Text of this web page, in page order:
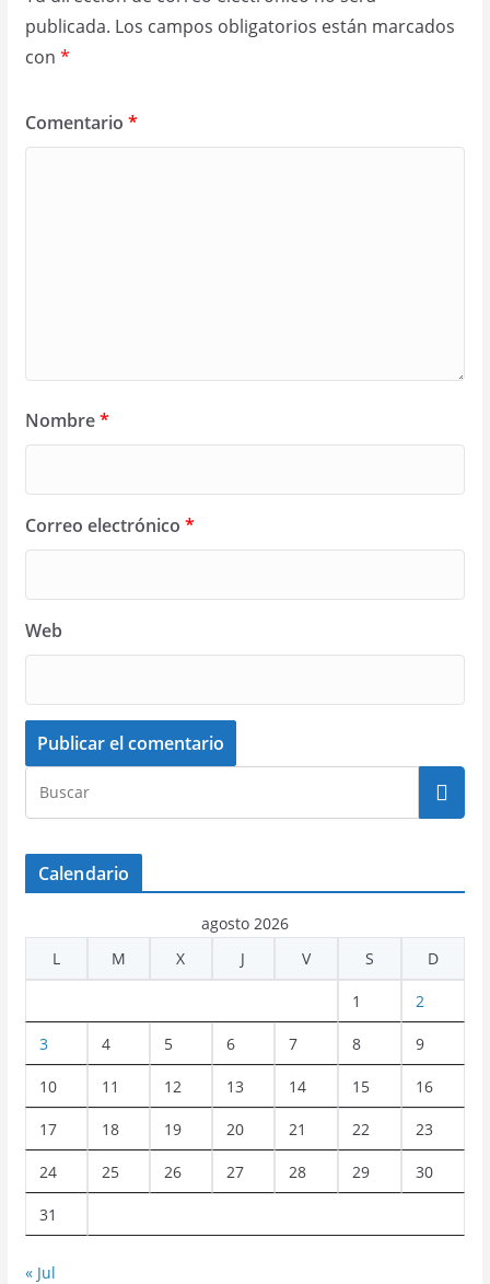
publicada. Los campos obligatorios están marcados
con *
Comentario *
Nombre*
Correo electrónico *
Web
Calendario
agosto 2026
L
M X J V S D
1 2
3 4 5 6 7 8 9
10 11 12 13 14 15 16
17 18 19 20 21 22 23
24 25 26 27 28 29 30
31
« Jul